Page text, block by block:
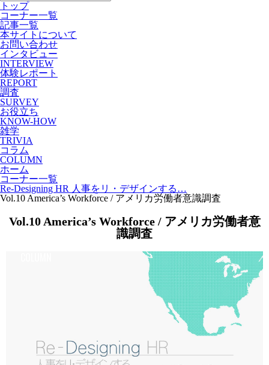
トップ
コーナー一覧
記事一覧
本サイトについて
お問い合わせ
インタビュー
INTERVIEW
体験レポート
REPORT
調査
SURVEY
お役立ち
KNOW-HOW
雑学
TRIVIA
コラム
COLUMN
ホーム
コーナー一覧
Re-Designing HR 人事をリ・デザインする…
Vol.10 America’s Workforce / アメリカ労働者意識調査
Vol.10 America’s Workforce / アメリカ労働者意
識調査